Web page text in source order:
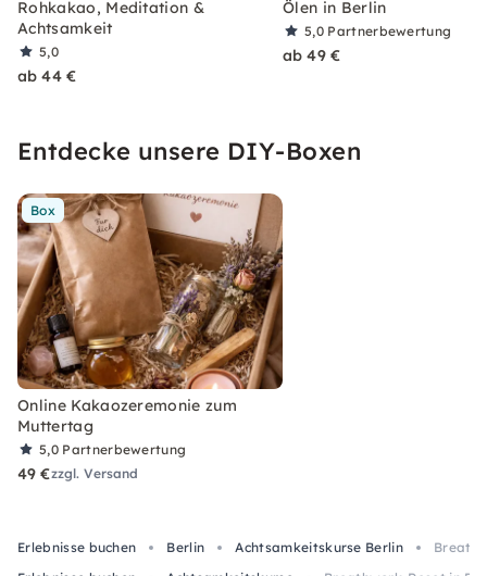
Rohkakao, Meditation &
Achtsamkeit
5,0
ab 44 €
Ölen in Berlin
5,0 Partnerbewertung
ab 49 €
Entdecke unsere DIY-Boxen
Box
Online Kakaozeremonie zum
Muttertag
5,0 Partnerbewertung
49 €zzgl. Versand
Erlebnisse buchen Berlin Achtsamkeitskurse Berlin